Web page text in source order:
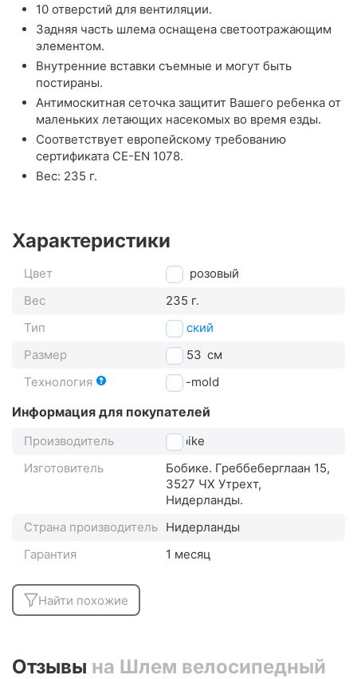
10 отверстий для вентиляции.
Задняя часть шлема оснащена светоотражающим
элементом.
Внутренние вставки съемные и могут быть
постираны.
Антимоскитная сеточка защитит Вашего ребенка от
маленьких летающих насекомых во время езды.
Соответствует европейскому требованию
сертификата CE-EN 1078.
Вес: 235 г.
Характеристики
Цвет
розовый
Вес
235 г.
Тип
детский
Размер
46-53 см
Технология
Out-mold
Информация для покупателей
Производитель
Bobike
Изготовитель
Бобике. Греббеберглаан 15,
3527 ЧХ Утрехт,
Нидерланды.
Страна производитель Нидерланды
Гарантия
1 месяц
Найти похожие
Отзывы на Шлем велосипедный